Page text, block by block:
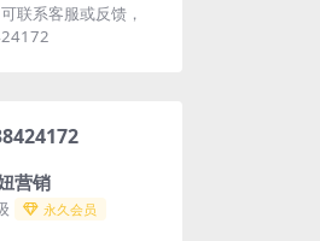
联系客服或反馈，
营销
永久会员